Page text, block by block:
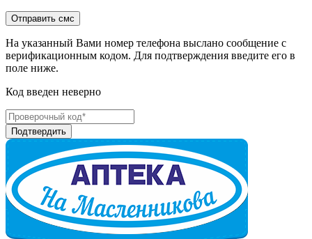
На указанный Вами номер телефона выслано сообщение с
верификационным кодом. Для подтверждения введите его в
поле ниже.
Код введен неверно